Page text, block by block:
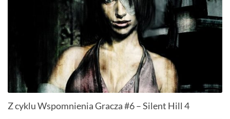
Z cyklu Wspomnienia Gracza #6 – Silent Hill 4